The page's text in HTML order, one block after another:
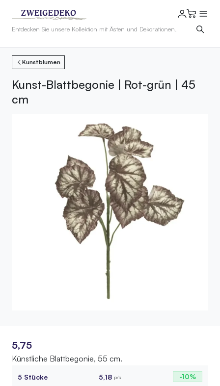
Kunstblumen
Kunst-Blattbegonie | Rot-grün | 45
cm
5,75
Künstliche Blattbegonie, 55 cm.
5 Stücke 5,18 p/s -10%